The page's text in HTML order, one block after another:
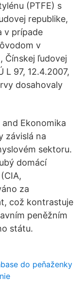
(PTFE) s
republike,
v prípade
v
Čínskej ľudovej
L 97, 12.4.2007,
dosahovaly
Ekonomika
závislá na
sektoru.
domácí
za
což kontrastuje
peněžním
státu.
do peňaženky